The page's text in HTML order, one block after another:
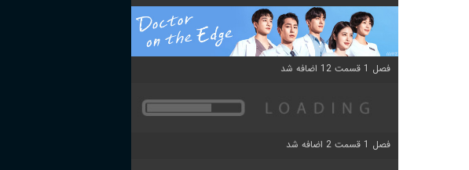
فصل 1 قسمت 12 اضافه شد
فصل 1 قسمت 2 اضافه شد